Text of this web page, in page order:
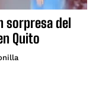
sorpresa del
Quito